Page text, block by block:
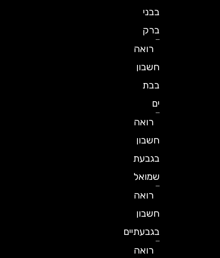
רואה
חשבון
רואה
חשבון
בגבעת
שמואל
רואה
חשבון
בגבעתיים
רואה